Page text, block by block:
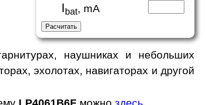
I bat, mA
наушниках и небольших
эхолотах, навигаторах и другой